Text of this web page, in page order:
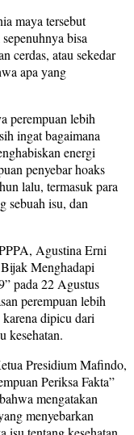
maya tersebut
bisa
cerdas, atau sekedar
apa yang
perempuan lebih
ingat bagaimana
energi
penyebar hoaks
lalu, termasuk para
sebuah isu, dan
Agustina Erni
Menghadapi
pada 22 Agustus
perempuan lebih
karena dipicu dari
kesehatan.
Presidium Mafindo,
Periksa Fakta”
mengatakan
menyebarkan